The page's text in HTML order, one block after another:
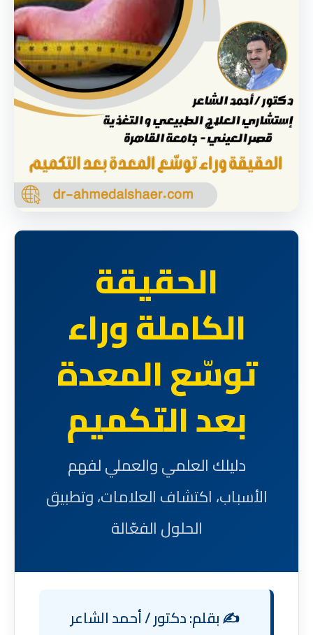
الحقيقة
الكاملة وراء
توسّع المعدة
بعد التكميم
دليلك العلمي والعملي لفهم
الأسباب، اكتشاف العلامات، وتطبيق
الحلول الفعّالة
✍️ بقلم: دكتور / أحمد الشاعر